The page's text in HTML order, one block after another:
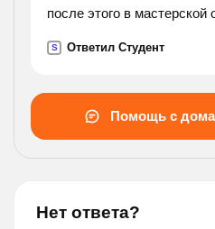
после этого в мастерской
?
S Ответил Студент
Помощь с
Нет ответа?